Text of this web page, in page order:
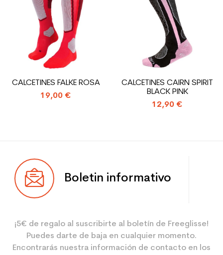
Ahorro de CO2 para el
planeta (en kg)
mujer ocio
CALCETINES FALKE ROSA
19,00 €
CALCETINES CAIRN SPIRIT
BLACK PINK
12,90 €
Boletin informativo
¡5€ de regalo al suscribirte al boletín de Freeglisse!
Puedes darte de baja en cualquier momento.
Encontrarás nuestra información de contacto en los